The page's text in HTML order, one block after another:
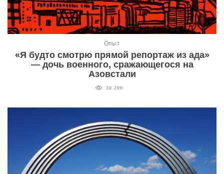
Опыт
«Я будто смотрю прямой репортаж из ада»
— дочь военного, сражающегося на
Азовстали
39 296